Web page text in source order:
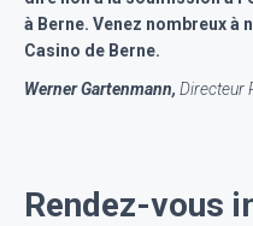
à Berne. Venez nombreux à
Casino de Berne.
Werner Gartenmann, Directeur
Rendez-vous